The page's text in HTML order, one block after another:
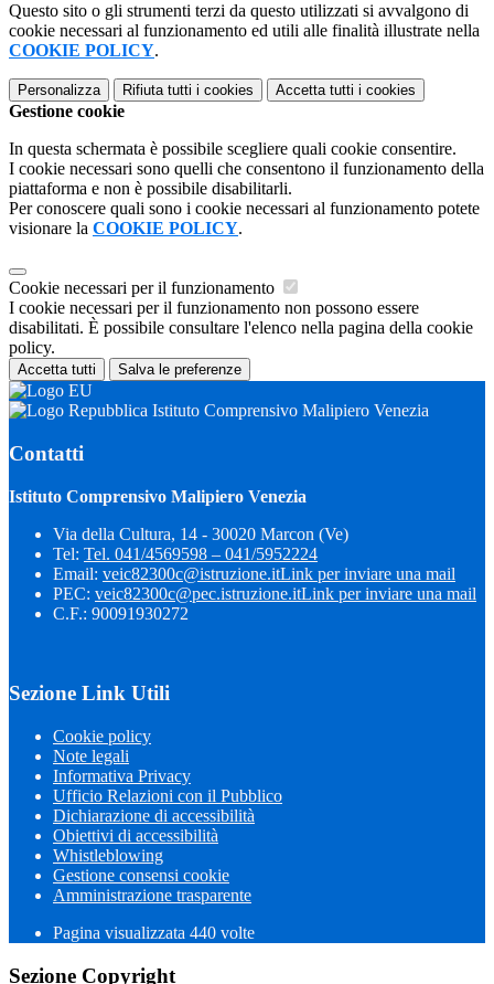
Questo sito o gli strumenti terzi da questo utilizzati si avvalgono di
cookie necessari al funzionamento ed utili alle finalità illustrate nella
COOKIE POLICY.
Personalizza Rifiuta tutti i cookies Accetta tutti i cookies
Gestione cookie
In questa schermata è possibile scegliere quali cookie consentire.
I cookie necessari sono quelli che consentono il funzionamento della
piattaforma e non è possibile disabilitarli.
Per conoscere quali sono i cookie necessari al funzionamento potete
visionare la COOKIE POLICY.
Cookie necessari per il funzionamento
I cookie necessari per il funzionamento non possono essere
disabilitati. È possibile consultare l'elenco nella pagina della cookie
policy.
Accetta tutti Salva le preferenze
Istituto Comprensivo Malipiero Venezia
Contatti
Istituto Comprensivo Malipiero Venezia
Via della Cultura, 14 - 30020 Marcon (Ve)
Tel: Tel. 041/4569598 – 041/5952224
Email: veic82300c@istruzione.itLink per inviare una mail
PEC: veic82300c@pec.istruzione.itLink per inviare una mail
C.F.: 90091930272
Sezione Link Utili
Cookie policy
Note legali
Informativa Privacy
Ufficio Relazioni con il Pubblico
Dichiarazione di accessibilità
Obiettivi di accessibilità
Whistleblowing
Gestione consensi cookie
Amministrazione trasparente
Pagina visualizzata 440 volte
Sezione Copyright